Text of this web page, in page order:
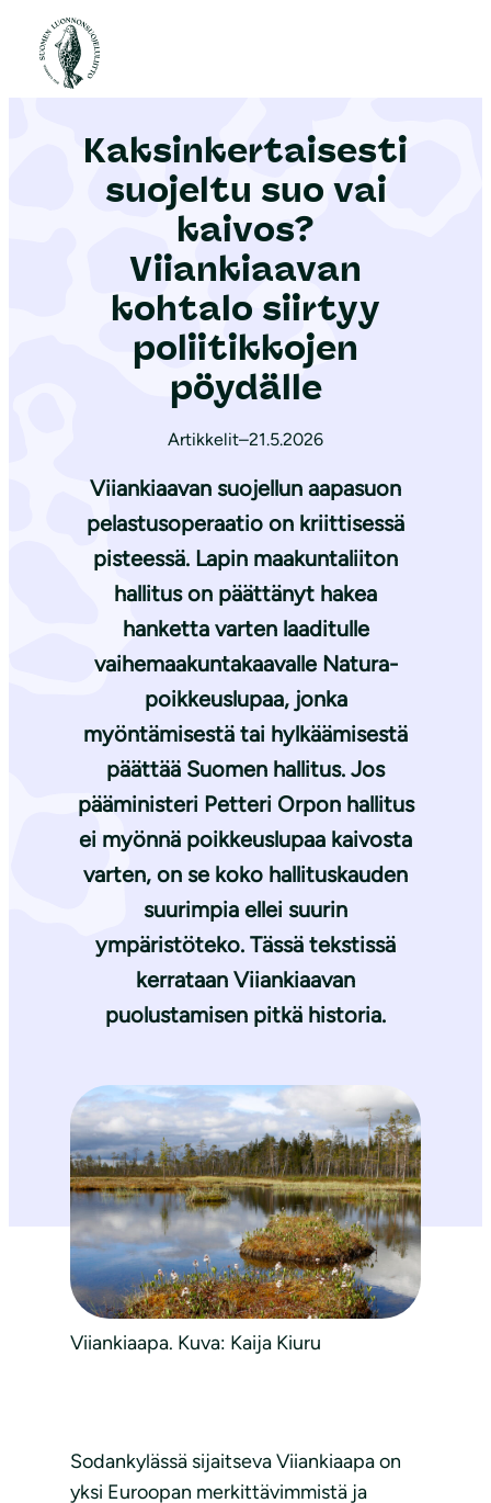
Etusivu
Kaksinkertaisesti
suojeltu suo vai
kaivos?
Viiankiaavan
kohtalo siirtyy
poliitikkojen
pöydälle
Artikkelit–21.5.2026
Viiankiaavan suojellun aapasuon
pelastusoperaatio on kriittisessä
pisteessä. Lapin maakuntaliiton
hallitus on päättänyt hakea
hanketta varten laaditulle
vaihemaakuntakaavalle Natura-
poikkeuslupaa, jonka
myöntämisestä tai hylkäämisestä
päättää Suomen hallitus. Jos
pääministeri Petteri Orpon hallitus
ei myönnä poikkeuslupaa kaivosta
varten, on se koko hallituskauden
suurimpia ellei suurin
ympäristöteko. Tässä tekstissä
kerrataan Viiankiaavan
puolustamisen pitkä historia.
Viiankiaapa. Kuva: Kaija Kiuru
Sodankylässä sijaitseva Viiankiaapa on
yksi Euroopan merkittävimmistä ja